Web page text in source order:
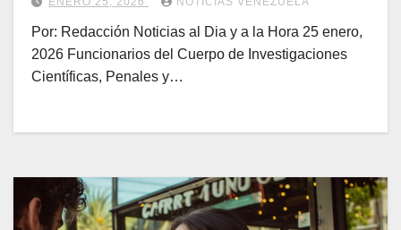
Por: Redacción Noticias al Dia y a la Hora 25 enero,
2026 Funcionarios del Cuerpo de Investigaciones
Científicas, Penales y…